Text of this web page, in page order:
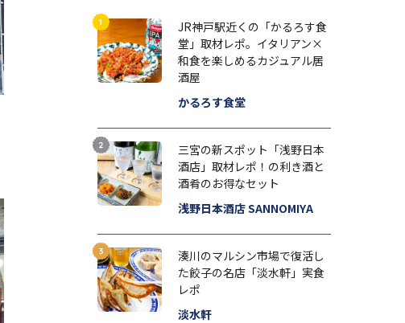
JR神戸駅近くの「かるろす食
堂」取材レポ。イタリアン×
和食を楽しめるカジュアル居
酒屋
かるろす食堂
三宮の新スポット「浅野日本
酒店」取材レポ！の利き酒と
酒肴のお得なセット
浅野日本酒店 SANNOMIYA
湊川のマルシン市場で復活し
た餃子の名店「淡水軒」実食
レポ
淡水軒